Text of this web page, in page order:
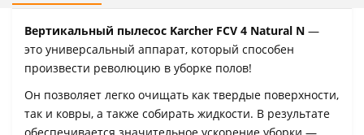
Вертикальный пылесос Karcher FCV 4 Natural N —
это универсальный аппарат, который способен
произвести революцию в уборке полов!
Он позволяет легко очищать как твердые поверхности,
так и ковры, а также собирать жидкости. В результате